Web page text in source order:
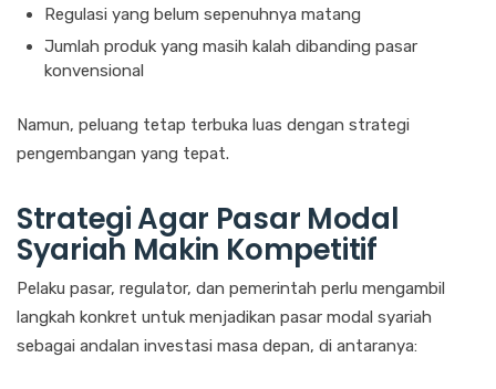
Regulasi yang belum sepenuhnya matang
Jumlah produk yang masih kalah dibanding pasar
konvensional
Namun, peluang tetap terbuka luas dengan strategi
pengembangan yang tepat.
Strategi Agar Pasar Modal
Syariah Makin Kompetitif
Pelaku pasar, regulator, dan pemerintah perlu mengambil
langkah konkret untuk menjadikan pasar modal syariah
sebagai andalan investasi masa depan, di antaranya: